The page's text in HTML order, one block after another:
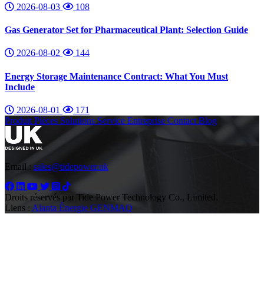
2026-08-03 108
Gas Generator Set for Pharmaceutical Plant: Selection Guide
2026-08-02 144
Energy Storage Maintenance Contract: What You Must
Include
2026-08-01
171
Produit Pièces Solutions Service Entreprise Contact Blog
Email : sales@tidepower.uk
Droits réservés par Tide Power Technology Co., Limited.
Liens : Alanta Énergie GENMAQ